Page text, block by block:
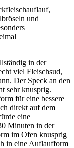
und
in der
viel Fleischsud,
Der Speck an den
sehr knusprig.
für eine bessere
direkt auf dem
eine
Minuten in der
im Ofen knusprig
in eine Auflaufform